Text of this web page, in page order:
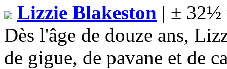
Lizzie Blakeston | ± 32½
Dès l'âge de douze ans,
de gigue, de pavane et de